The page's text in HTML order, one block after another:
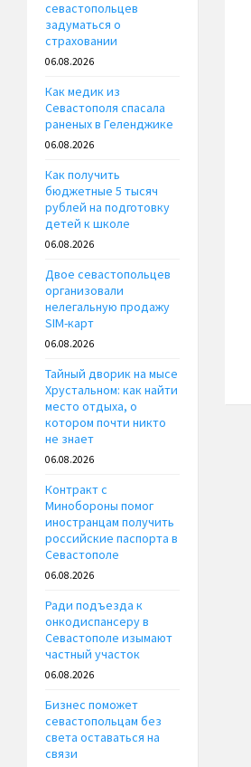
севастопольцев
задуматься о
страховании
06.08.2026
Как медик из
Севастополя спасала
раненых в Геленджике
06.08.2026
Как получить
бюджетные 5 тысяч
рублей на подготовку
детей к школе
06.08.2026
Двое севастопольцев
организовали
нелегальную продажу
SIM-карт
06.08.2026
Тайный дворик на мысе
Хрустальном: как найти
место отдыха, о
котором почти никто
не знает
06.08.2026
Контракт с
Минобороны помог
иностранцам получить
российские паспорта в
Севастополе
06.08.2026
Ради подъезда к
онкодиспансеру в
Севастополе изымают
частный участок
06.08.2026
Бизнес поможет
севастопольцам без
света оставаться на
связи